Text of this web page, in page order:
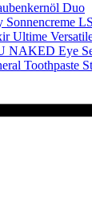
Duo
Sonnencreme
Ultime
NAKED Eye
Toothpaste